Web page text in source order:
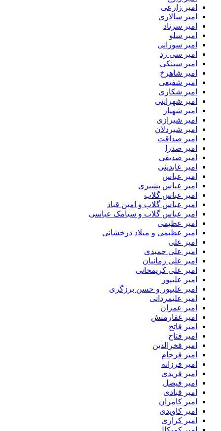
امیر زارعی
امیر سالاری
امیر سرناد
امیر سلو
امیر سورانی
امیر سی زد
امیر سینکی
امیر شاهرخ
امیر شفیعی
امیر شکاری
امیر شهراینی
امیر شهیار
امیر شیرازی
امیر شیردلان
امیر صداقت
امیر صدرا
امیر صدیقی
امیر عابدینی
امیر عباس
امیر عباس بشیری
امیر عباس گلاب
امیر عباس گلاب و امین قباد
امیر عباس گلاب و سیامک عباسی
امیر عظیمی
امیر عظیمی و میلاد درخشانی
امیر علی
امیر علی حمیدی
امیر علی زمانیان
امیر علی کریمخانی
امیر علیپور
امیر علیپور و حسن برزگری
امیر علیمردانی
امیر عمران
امیر غفارمنش
امیر فاتح
امیر فتاح
امیر فخرالدین
امیر فرجام
امیر فرزانه
امیر فریدی
امیر فیصل
امیر قبادی
امیر کامران
امیر کاویدی
امیر کراری